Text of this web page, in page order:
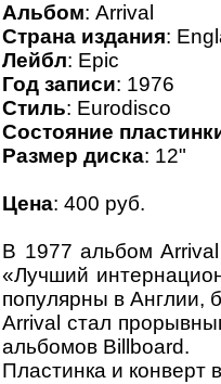
Альбом: Arrival
Страна издания:
Лейбл: Epic
Год записи: 1976
Стиль: Eurodisco
Состояние
Размер диска: 12"
Цена: 400 руб.
В 1977 альбом
«Лучший
популярны в Англии,
Arrival стал
альбомов Billboard.
Пластинка и конверт